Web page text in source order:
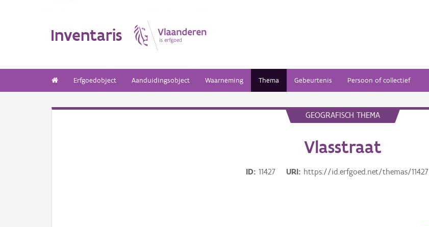
Inventaris
Erfgoedobject Aanduidingsobject Waarneming Thema Gebeurtenis Persoon of collectief
GEOGRAFISCH THEMA
Vlasstraat
ID 11427 URI https://id.erfgoed.net/themas/11427